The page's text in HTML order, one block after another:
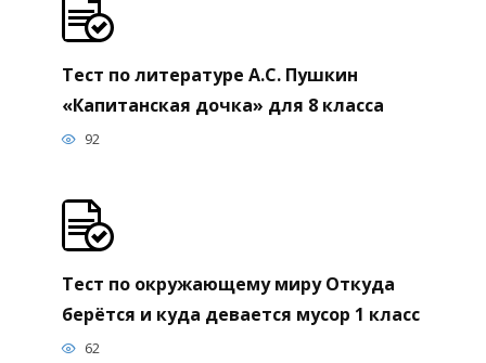
Тест по литературе А.С. Пушкин
«Капитанская дочка» для 8 класса
92
Тест по окружающему миру Откуда
берётся и куда девается мусор 1 класс
62